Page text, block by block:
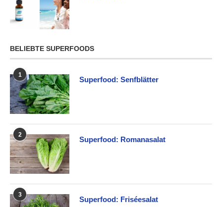
BELIEBTE SUPERFOODS
1
Superfood: Senfblätter
2
Superfood: Romanasalat
3
Superfood: Friséesalat